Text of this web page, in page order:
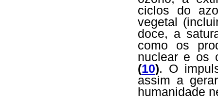
ciclos do
vegetal
doce, a
como os
nuclear e os
(10). O
assim a
humanidade